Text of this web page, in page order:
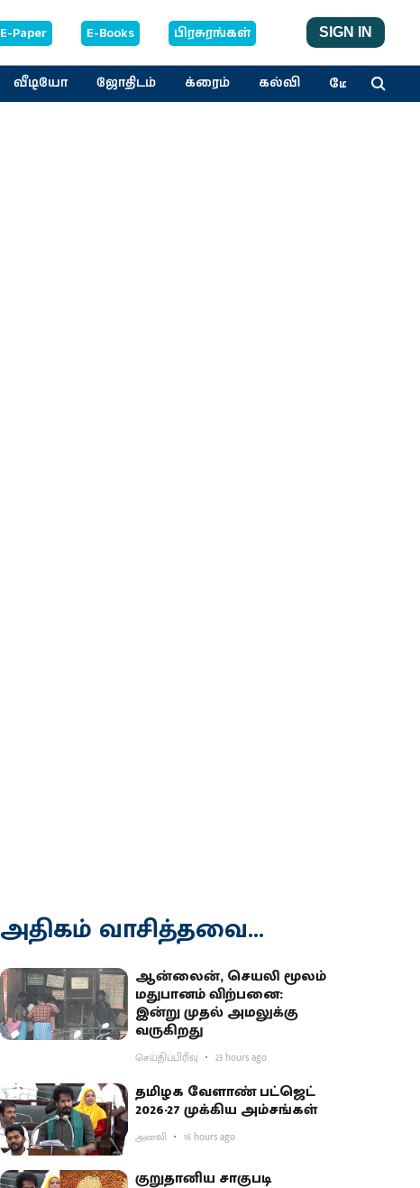
E-Paper E-Books பிரசுரங்கள் SIGN IN
வீடியோ ஜோதிடம் க்ரைம் கல்வி மேலும்
அதிகம் வாசித்தவை...
ஆன்லைன், செயலி மூலம்
மதுபானம் விற்பனை:
இன்று முதல் அமலுக்கு
வருகிறது
செய்திப்பிரிவு 23 hours ago
தமிழக வேளாண் பட்ஜெட்
2026-27 முக்கிய அம்சங்கள்
அனலி 16 hours ago
குறுதானிய சாகுபடி